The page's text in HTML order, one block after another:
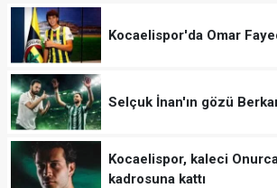
Kocaelispor'da Omar
Selçuk İnan'ın gözü
Kocaelispor, kaleci
kadrosuna kattı